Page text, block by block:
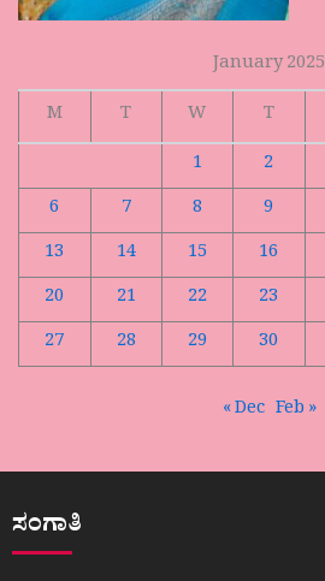
January 2025
M
T W T
1
2
6
7 8 9
13
14 15 16
20
21 22 23
27
28 29 30
« Dec Feb »
ಸಂಗಾತಿ